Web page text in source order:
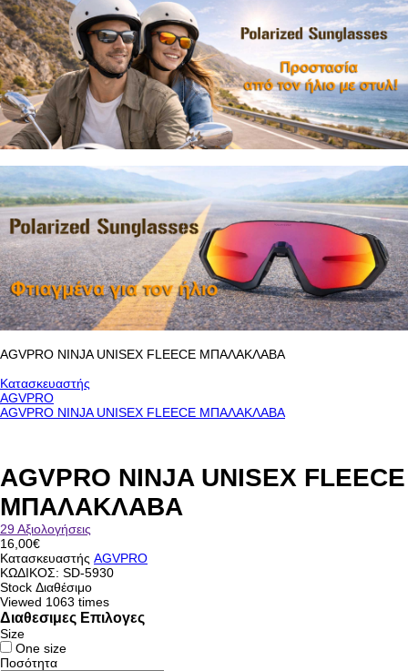
AGVPRO NINJA UNISEX FLEECE MΠΑΛΑΚΛΑΒΑ
Κατασκευαστής
AGVPRO
AGVPRO NINJA UNISEX FLEECE MΠΑΛΑΚΛΑΒΑ
AGVPRO NINJA UNISEX FLEECE
MΠΑΛΑΚΛΑΒΑ
29 Αξιολογήσεις
16,00€
Κατασκευαστής AGVPRO
ΚΩΔΙΚΟΣ: SD-5930
Stock Διαθέσιμο
Viewed 1063 times
Διαθεσιμες Επιλογες
Size
One size
Ποσότητα